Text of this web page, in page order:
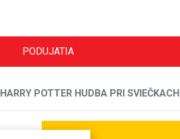
PODUJATIA
HARRY POTTER HUDBA PRI SVIEČKACH